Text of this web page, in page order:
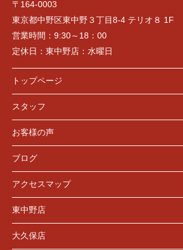
〒164-0003
東京都中野区東中野３丁目8-4 テリオ８ 1F
営業時間： 9:30～18：00
定休日： 東中野店：水曜日
トップページ
スタッフ
お客様の声
ブログ
アクセスマップ
東中野店
大久保店